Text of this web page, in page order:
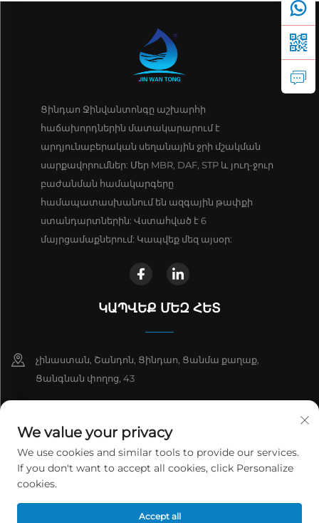
Ցինդաո Ջինվանտոնգը աշխարհի
հաճախորդներին մատակարարում է
արդյունաբերական սեղանային ջրի մշակման
սարքավորումներ: Մեր MBR, DAF, STP և յուղ-ջուր
բաժանման համակարգերը
համապատասխանում են ազգային թափքի
ստանդարտներին: Վստահված է 6
մայրցամաքներում: Կապվեք մեզ այսօր:
ԿԱՊՎԵՔ ՄԵԶ ՀԵՏ
չինաստան, Շանդոն, Ցինդաո, Ցանմա քաղաք,
Ցանգնան փողոց, 43
+86 532 81912653
[email protected]
Հեղինակային իրավունքը © 2026 Ցինդաո Ցզինվանտոն շրջակա
միջավայրի գիտության և տեխնոլոգիայի սահմանափակ
We value your privacy
We use cookies and similar tools to provide our services.
If you don't want to accept all cookies, click Personalize
cookies.
Accept all